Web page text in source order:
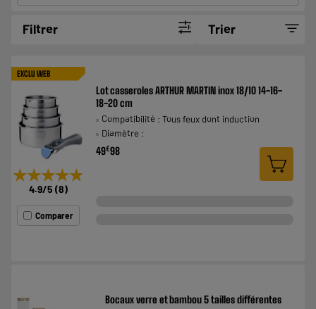
Filtrer Trier
EXCLU WEB
★★★★★
★★★★★
4.9/5 (8)
Comparer
Lot casseroles ARTHUR MARTIN inox 18/10 14-16-
18-20 cm
Compatibilité : Tous feux dont induction
Diamètre :
49€98
Bocaux verre et bambou 5 tailles différentes